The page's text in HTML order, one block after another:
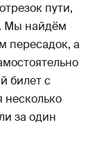
пути,
Мы найдём
пересадок, а
билет с
несколько
за один